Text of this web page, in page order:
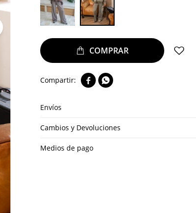
 
Envíos
Cambios y Devoluciones
Medios de pago